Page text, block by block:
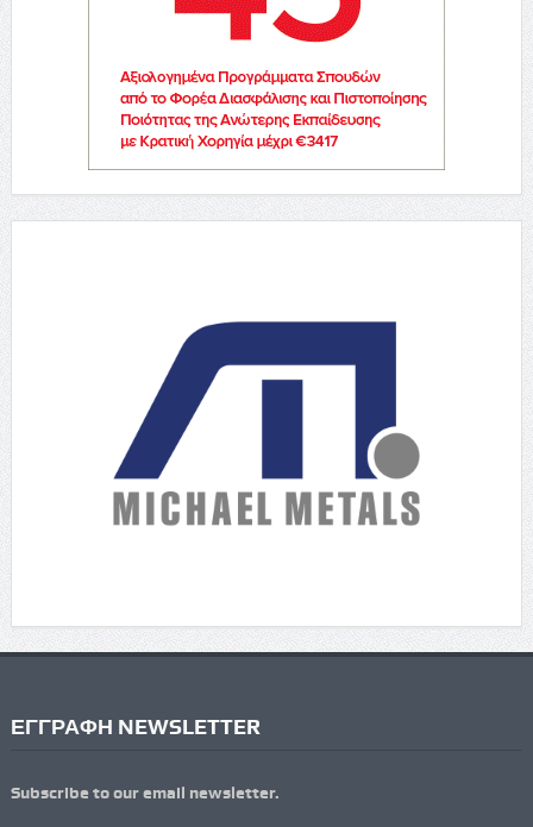
ΕΓΓΡΑΦΗ NEWSLETTER
Subscribe to our email newsletter.